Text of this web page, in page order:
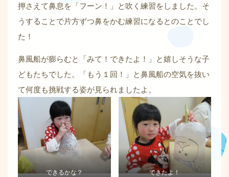
押さえて鼻息を「フーン！」と吹く練習をしました。そ
うすることで片方ずつ鼻をかむ練習になるとのことでし
た！
鼻風船が膨らむと「みて！できたよ！」と嬉しそうな子
どもたちでした。「もう１回！」と鼻風船の空気を抜い
て何度も挑戦する姿が見られましたよ。
できるかな？ できたよ！